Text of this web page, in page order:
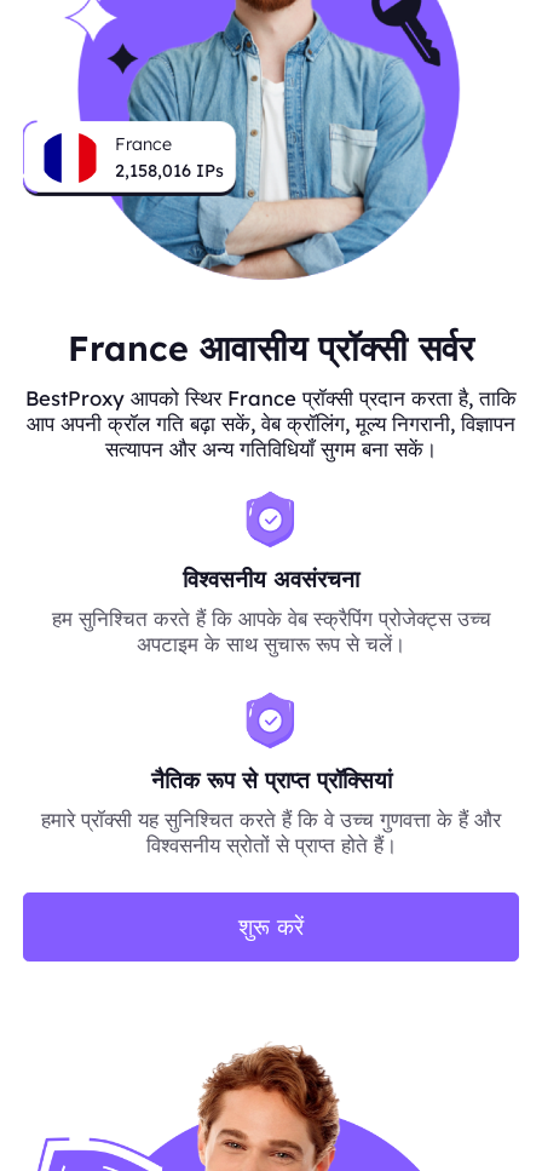
France
2,158,016 IPs
France आवासीय प्रॉक्सी सर्वर
BestProxy आपको स्थिर France प्रॉक्सी प्रदान करता है, ताकि
आप अपनी क्रॉल गति बढ़ा सकें, वेब क्रॉलिंग, मूल्य निगरानी, विज्ञापन
सत्यापन और अन्य गतिविधियाँ सुगम बना सकें।
विश्वसनीय अवसंरचना
हम सुनिश्चित करते हैं कि आपके वेब स्क्रैपिंग प्रोजेक्ट्स उच्च
अपटाइम के साथ सुचारू रूप से चलें।
नैतिक रूप से प्राप्त प्रॉक्सियां
हमारे प्रॉक्सी यह सुनिश्चित करते हैं कि वे उच्च गुणवत्ता के हैं और
विश्वसनीय स्रोतों से प्राप्त होते हैं।
शुरू करें